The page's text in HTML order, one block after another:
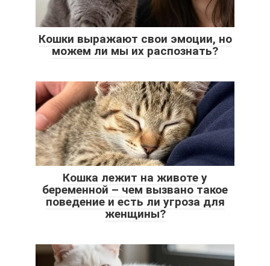
Кошки выражают свои эмоции, но
можем ли мы их распознать?
Кошка лежит на животе у
беременной – чем вызвано такое
поведение и есть ли угроза для
женщины?